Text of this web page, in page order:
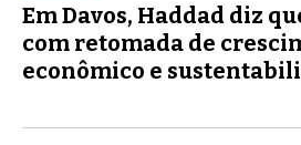
Em Davos, Haddad diz
com retomada de
econômico e